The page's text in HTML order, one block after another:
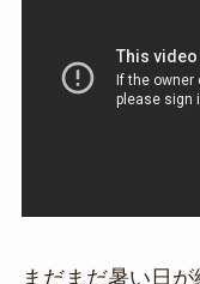
まだまだ暑い日